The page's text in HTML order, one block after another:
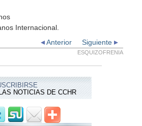
Internacional.
Siguiente
Anterior
ESQUIZOFRENIA
NOTICIAS DE CCHR